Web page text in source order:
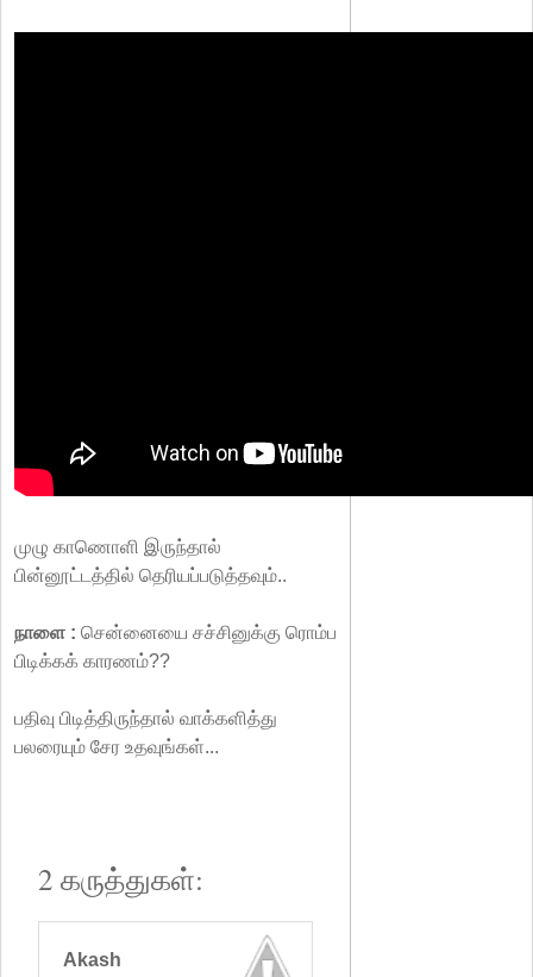
முழு காணொளி இருந்தால்
பின்னூட்டத்தில் தெரியப்படுத்தவும்..
நாளை : சென்னையை சச்சினுக்கு ரொம்ப
பிடிக்கக் காரணம்??
பதிவு பிடித்திருந்தால் வாக்களித்து
பலரையும் சேர உதவுங்கள்...
2 கருத்துகள்:
Akash